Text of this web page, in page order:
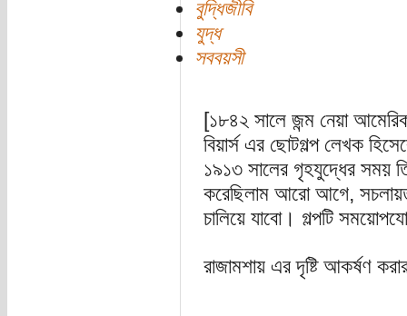
বুদ্ধিজীবি
যুদ্ধ
সববয়সী
[১৮৪২ সালে জন্ম নেয়া
বিয়ার্স এর ছোটগল্প লেখক
১৯১৩ সালের গৃহযুদ্ধের সময়
করেছিলাম আরো আগে,
চালিয়ে যাবো। গল্পটি
রাজামশায় এর দৃষ্টি আকর্ষণ